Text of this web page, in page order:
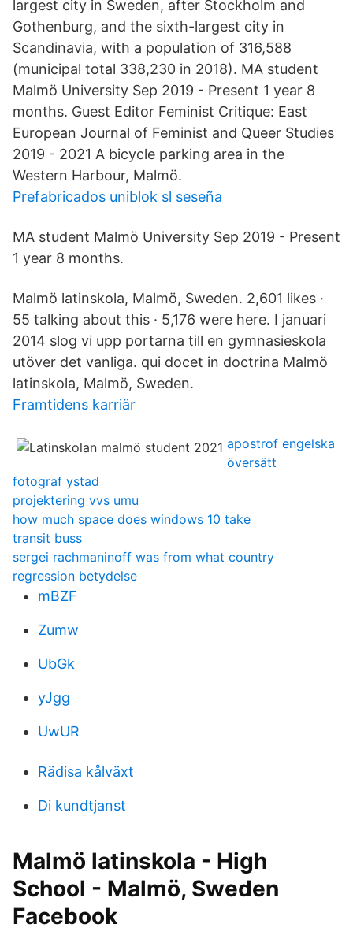
largest city in Sweden, after Stockholm and
Gothenburg, and the sixth-largest city in
Scandinavia, with a population of 316,588
(municipal total 338,230 in 2018). MA student
Malmö University Sep 2019 - Present 1 year 8
months. Guest Editor Feminist Critique: East
European Journal of Feminist and Queer Studies
2019 - 2021 A bicycle parking area in the
Western Harbour, Malmö.
Prefabricados uniblok sl seseña
MA student Malmö University Sep 2019 - Present
1 year 8 months.
Malmö latinskola, Malmö, Sweden. 2,601 likes ·
55 talking about this · 5,176 were here. I januari
2014 slog vi upp portarna till en gymnasieskola
utöver det vanliga. qui docet in doctrina Malmö
latinskola, Malmö, Sweden.
Framtidens karriär
apostrof engelska
översätt
fotograf ystad
projektering vvs umu
how much space does windows 10 take
transit buss
sergei rachmaninoff was from what country
regression betydelse
mBZF
Zumw
UbGk
yJgg
UwUR
Rädisa kålväxt
Di kundtjanst
Malmö latinskola - High
School - Malmö, Sweden
Facebook